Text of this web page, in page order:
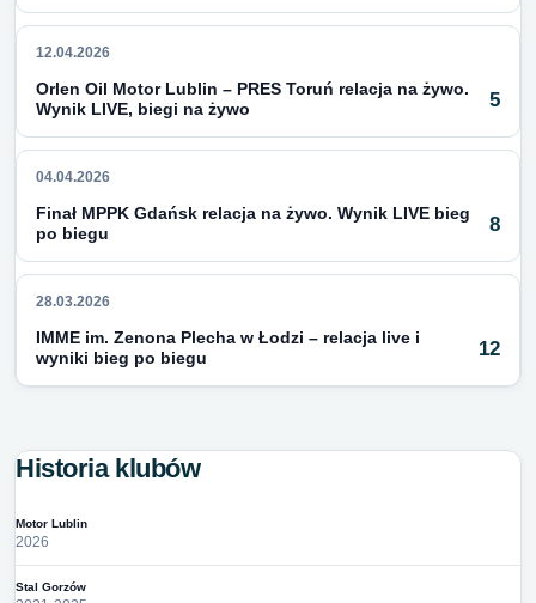
12.04.2026
Orlen Oil Motor Lublin – PRES Toruń relacja na żywo.
Wynik LIVE, biegi na żywo
5
04.04.2026
Finał MPPK Gdańsk relacja na żywo. Wynik LIVE bieg
po biegu
8
28.03.2026
IMME im. Zenona Plecha w Łodzi – relacja live i
wyniki bieg po biegu
12
Historia klubów
Motor Lublin
2026
Stal Gorzów